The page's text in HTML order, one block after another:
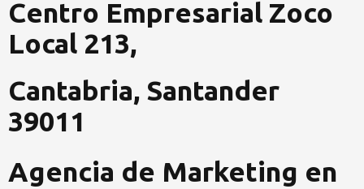
Centro Empresarial Zoco
Local 213,
Cantabria, Santander
39011
Agencia de Marketing en